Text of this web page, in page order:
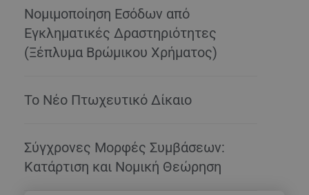
Νομιμοποίηση Εσόδων από
Εγκληματικές Δραστηριότητες
(Ξέπλυμα Βρώμικου Χρήματος)
Το Νέο Πτωχευτικό Δίκαιο
Σύγχρονες Μορφές Συμβάσεων:
Κατάρτιση και Νομική Θεώρηση